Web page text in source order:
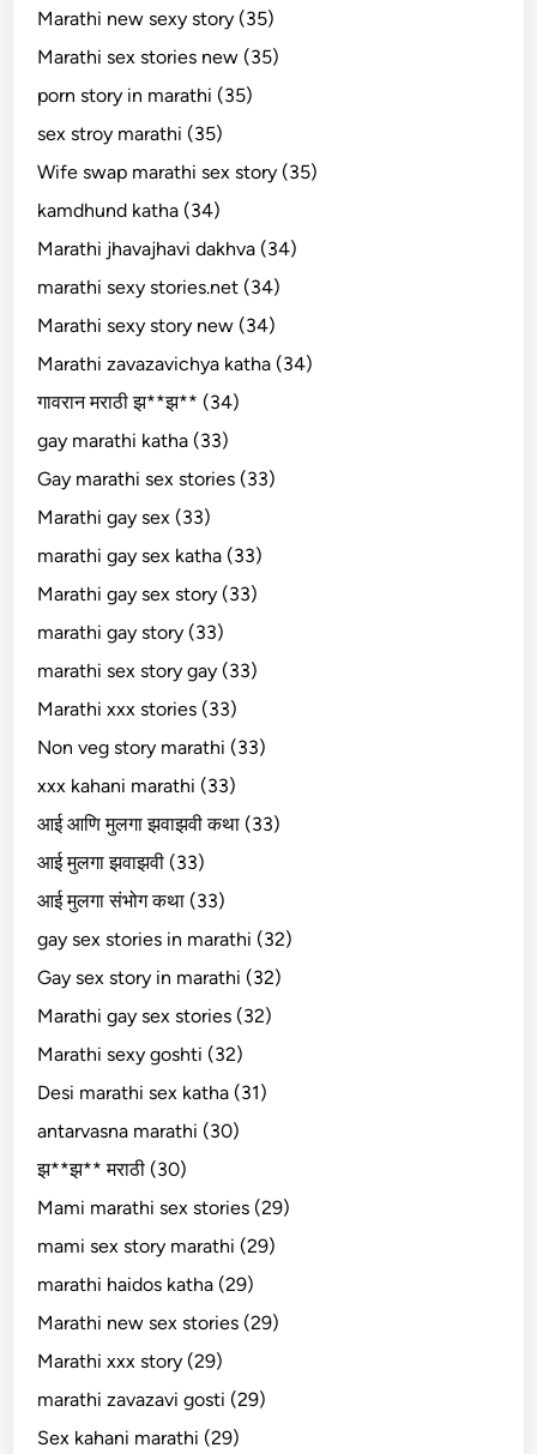
Marathi new sexy story (35)
Marathi sex stories new (35)
porn story in marathi (35)
sex stroy marathi (35)
Wife swap marathi sex story (35)
kamdhund katha (34)
Marathi jhavajhavi dakhva (34)
marathi sexy stories.net (34)
Marathi sexy story new (34)
Marathi zavazavichya katha (34)
गावरान मराठी झ**झ** (34)
gay marathi katha (33)
Gay marathi sex stories (33)
Marathi gay sex (33)
marathi gay sex katha (33)
Marathi gay sex story (33)
marathi gay story (33)
marathi sex story gay (33)
Marathi xxx stories (33)
Non veg story marathi (33)
xxx kahani marathi (33)
आई आणि मुलगा झवाझवी कथा (33)
आई मुलगा झवाझवी (33)
आई मुलगा संभोग कथा (33)
gay sex stories in marathi (32)
Gay sex story in marathi (32)
Marathi gay sex stories (32)
Marathi sexy goshti (32)
Desi marathi sex katha (31)
antarvasna marathi (30)
झ**झ** मराठी (30)
Mami marathi sex stories (29)
mami sex story marathi (29)
marathi haidos katha (29)
Marathi new sex stories (29)
Marathi xxx story (29)
marathi zavazavi gosti (29)
Sex kahani marathi (29)